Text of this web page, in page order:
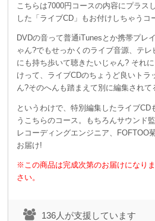
こちらは7000円コースの内容にプラス
した「ライブCD」もお付けしちゃうコ
DVDの音って普通iTunesとか携帯プレ
ゃん?でもせっかくのライブ音源、テ
にも持ち歩いて聴きたいじゃん? それ
けって、ライブCDのちょうど良いトラ
ん?そのへんも踏まえて別に編集され
というわけで、特別編集したライブ
うこちらのコース。もちろんサウンド
レコーディングエンジニア、FOFTOO
お届け!
※この商品は完成次第のお届けになり
さい。
136人が支援しています